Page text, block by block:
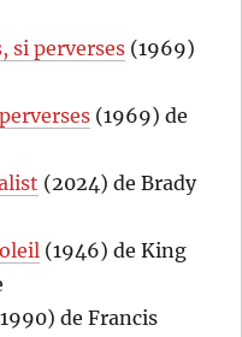
si perverses (1969)
(1969) de
(2024) de Brady
(1946) de King
de Francis